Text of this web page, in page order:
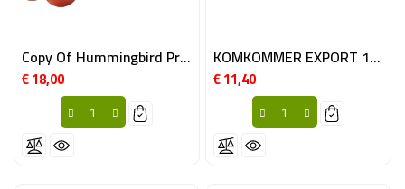
Copy Of Hummingbird Printed T-Shirt
€ 18,00Prijs
KOMKOMMER EXPORT 12ST BE
€ 11,40Prijs